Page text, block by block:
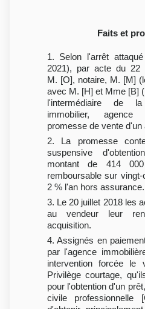
Faits et
1. Selon l'arrêt
2021), par acte du
M. [O], notaire, M. [M]
avec M. [H] et Mme [B]
l'intermédiaire de
immobilier, agence
promesse de vente d'un
2. La promesse
suspensive
montant de 414
remboursable sur
2 % l'an hors assurance.
3. Le 20 juillet 2018 les
au vendeur leur
acquisition.
4. Assignés en
par l'agence
intervention forcée le
Privilège courtage,
pour l'obtention d'un
civile